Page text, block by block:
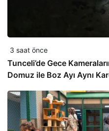
3 saat önce
Tunceli’de Gece
Domuz ile Boz Ayı Aynı